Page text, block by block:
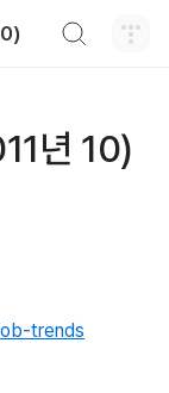
년 10)
trends